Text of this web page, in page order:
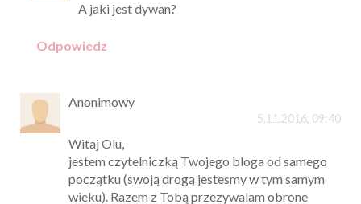
A jaki jest dywan?
Odpowiedz
Anonimowy
5.11.2016, 09:40
Witaj Olu,
jestem czytelniczką Twojego bloga od samego
początku (swoją drogą jestesmy w tym samym
wieku). Razem z Tobą przezywalam obrone